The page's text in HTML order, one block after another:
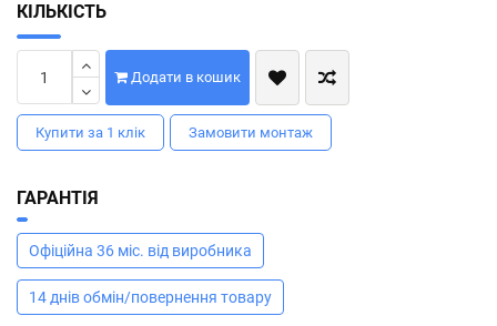
КІЛЬКІСТЬ
Додати в кошик
Купити за 1 клiк Замовити монтаж
ГАРАНТІЯ
Офіційна 36 міс. від виробника
14 днів обмін/повернення товару